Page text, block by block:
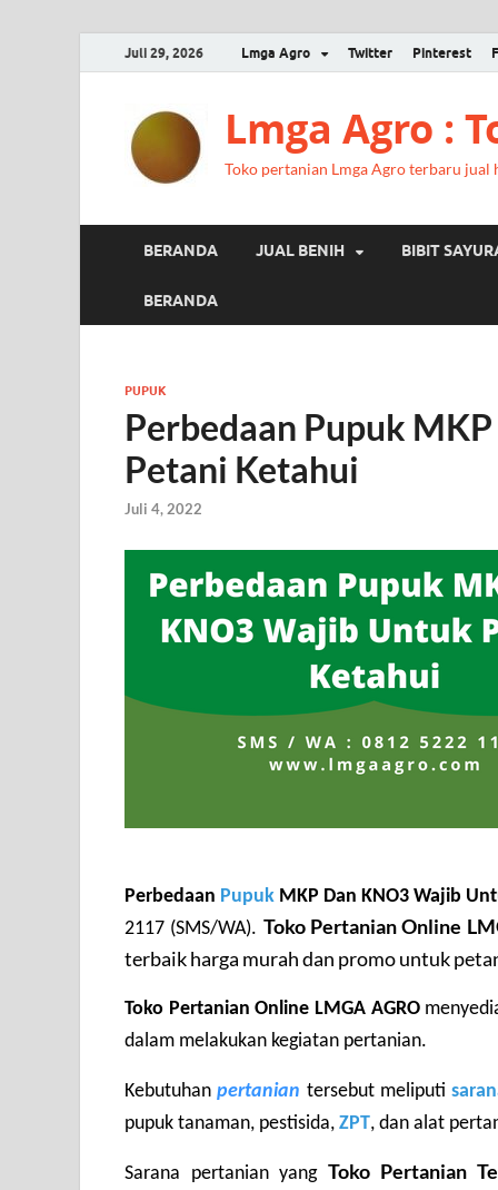
Juli 29, 2026 Lmga Agro Twitter Pinterest
Lmga Agro :
Toko pertanian Lmga Agro terbaru
BERANDA JUAL BENIH BIBIT
BERANDA
PUPUK
Perbedaan Pupuk
Petani Ketahui
Juli 4, 2022
Perbedaan Pupuk MKP Dan KNO3 Wajib
2117 (SMS/WA). Toko Pertanian Online
terbaik harga murah dan promo untuk
Toko Pertanian Online LMGA AGRO
dalam melakukan kegiatan pertanian.
Kebutuhan pertanian tersebut meliputi
pupuk tanaman, pestisida, ZPT, dan alat
Sarana pertanian yang Toko Pertanian